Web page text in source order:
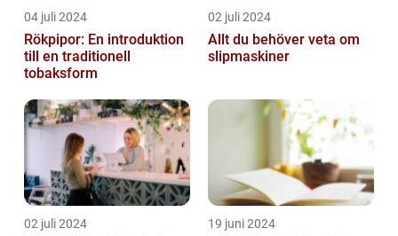
04 juli 2024
Rökpipor: En introduktion
till en traditionell
tobaksform
02 juli 2024
Allt du behöver veta om
slipmaskiner
02 juli 2024 19 juni 2024